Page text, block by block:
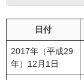
日付
2017年（平成29
年）12月1日